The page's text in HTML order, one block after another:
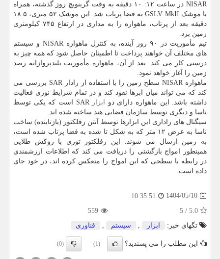
NISAR در ساعت ۱۲: ۱۰ دقیقه به وقت گرینویچ روز گذشته، همراه
با موشک GSLV MkII به فضا پرتاب شد. این موشک ۵۲ متری، ۱۸.۵
دقیقه بعد از پرتاب، ماهواره را به مداری در ارتفاع ۷۴۵ کیلومتری
زمین برد.
تیم مأموریت در ۹۰ روز آینده، به کنترل ماهواره NISAR و سیستم
های مختلف آن خواهند پرداخت تا اطمینان حاصل شود که همه چیز به
درستی کار می کند. بعد از آن، ماهواره مأموریت بلندپروازانه رصد
زمین را آغاز خواهد نمود.
ماهواره NISAR سطح زمین را با استفاده از رادار SAR بررسی می
کند که می تواند میان ابرها نفوذ کند و در تمام شرایط نوری فعالیت
داشته باشد. این ماهواره دارای دو
ابزار
SAR است که یکی توسط
ناسا و دیگری توسط سازمان فضایی هند ساخته شده اند.
سیگنال های راداری این ابزارها توسط آنتن رفلکتور (بازتابنده) ساخت
ناسا به عرض ۱۲ متر که به شکل تا شده به فضا پرتاب شده است،
به زمین ارسال می شوند. این رفلکتور توری با روکش طلایی
همینطور امواج بازگشتی را دریافت می کند که اطلاعات ارزشمندی
در رابطه با سطحی که این امواج را منعکس کرده اند، در خود جای
داده است.
1404/05/10
10:35:51
5.0
/
5
559
تگهای خبر:
ابزار , سیستم , فناوری
این مطلب را می پسندید؟ (1)
(0)